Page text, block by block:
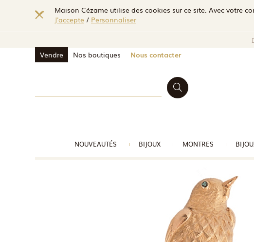
Maison Cézame utilise des cookies sur ce site. Avec votre
J'accepte / Personnaliser
Vendre Nos boutiques Nous contacter
NOUVEAUTÉS BIJOUX MONTRES